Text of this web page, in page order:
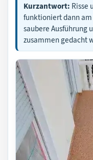
Kurzantwort: Risse
funktioniert dann
saubere Ausführung
zusammen gedacht